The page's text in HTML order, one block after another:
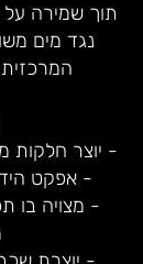
תוך שמירה על
נגד מים
- יוצר חלקות
- אפקט
- מצויה בו